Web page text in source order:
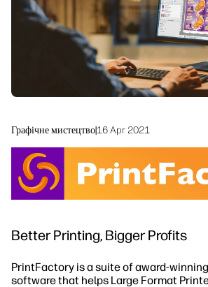
Графічне мистецтво|16 Apr 2021
Better Printing, Bigger Profits
PrintFactory is a suite of award-
software that helps Large Format